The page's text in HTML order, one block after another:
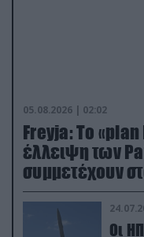
05.08.2026 | 02:02
Freyja: Το
έλλειψη των
συμμετέχουν
Οι